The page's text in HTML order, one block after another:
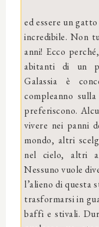
ed essere un
incredibile. Non
anni! Ecco
abitanti di un
Galassia è
compleanno
preferiscono.
vivere nei panni
mondo, altri
nel cielo, altri
Nessuno vuole
l’alieno di questa
trasformarsi in
baffi e stivali.